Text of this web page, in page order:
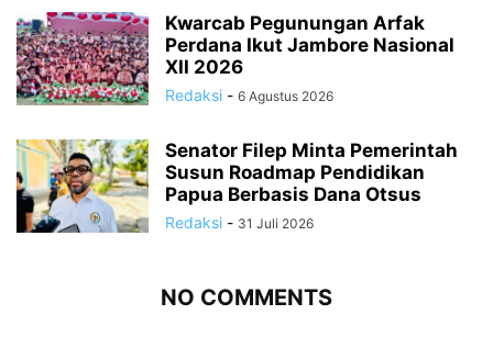
Kwarcab Pegunungan Arfak
Perdana Ikut Jambore Nasional
XII 2026
Redaksi - 6 Agustus 2026
Senator Filep Minta Pemerintah
Susun Roadmap Pendidikan
Papua Berbasis Dana Otsus
Redaksi - 31 Juli 2026
NO COMMENTS